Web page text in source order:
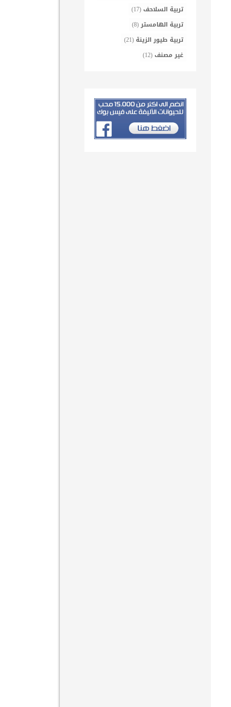
تربية السلاحف(17)
تربية الهامستر(8)
تربية طيور الزينة (21)
غير مصنف(12)